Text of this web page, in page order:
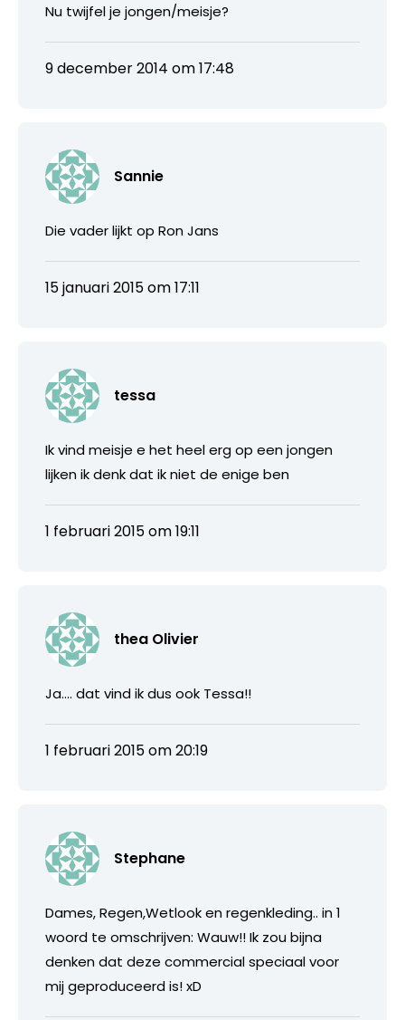
Nu twijfel je jongen/meisje?
9 december 2014 om 17:48
Sannie
Die vader lijkt op Ron Jans
15 januari 2015 om 17:11
tessa
Ik vind meisje e het heel erg op een jongen
lijken ik denk dat ik niet de enige ben
1 februari 2015 om 19:11
thea Olivier
Ja…. dat vind ik dus ook Tessa!!
1 februari 2015 om 20:19
Stephane
Dames, Regen,Wetlook en regenkleding.. in 1
woord te omschrijven: Wauw!! Ik zou bijna
denken dat deze commercial speciaal voor
mij geproduceerd is! xD